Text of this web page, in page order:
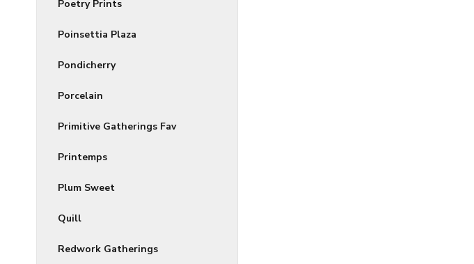
Poetry Prints
Poinsettia Plaza
Pondicherry
Porcelain
Primitive Gatherings Fav
Printemps
Plum Sweet
Quill
Redwork Gatherings